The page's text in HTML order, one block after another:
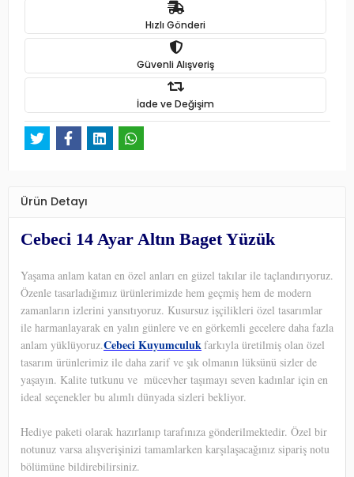
Hızlı Gönderi
Güvenli Alışveriş
İade ve Değişim
Ürün Detayı
Cebeci 14 Ayar Altın Baget Yüzük
Yaşama anlam katan en özel anları en güzel takılar ile taçlandırıyoruz.
Özenle tasarladığımız ürünlerimizde hem geçmiş hem de modern
zamanların izlerini yansıtıyoruz. Kusursuz işçilikleri özel tasarımlar
ile harmanlayarak en yalın günlere ve en görkemli gecelere daha fazla
anlam yüklüyoruz.Cebeci Kuyumculukfarkıyla üretilmiş olan özel
tasarım ürünlerimiz ile daha zarif ve şık olmanın lüksünü sizler de
yaşayın. Kalite tutkunu ve mücevher taşımayı seven kadınlar için en
ideal seçenekler bu alımlı dünyada sizleri bekliyor.
Hediye paketi olarak hazırlanıp tarafınıza gönderilmektedir. Özel bir
notunuz varsa alışverişinizi tamamlarken karşılaşacağınız sipariş notu
bölümüne bildirebilirsiniz.